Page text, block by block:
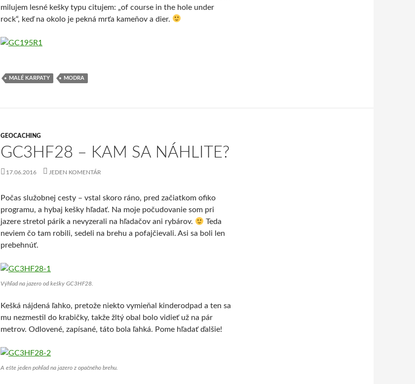
milujem lesné kešky typu citujem: „of course in the hole under
rock“, keď na okolo je pekná mrťa kameňov a dier.
MALÉ KARPATY MODRA
GEOCACHING
GC3HF28 – KAM SA NÁHLITE?
17.06.2016 JEDEN KOMENTÁR
Počas služobnej cesty – vstal skoro ráno, pred začiatkom ofiko
programu, a hybaj kešky hľadať. Na moje počudovanie som pri
jazere stretol párik a nevyzerali na hľadačov ani rybárov.
Teda
neviem čo tam robili, sedeli na brehu a pofajčievali. Asi sa boli len
prebehnúť.
Výhľad na jazero od kešky GC3HF28.
Kešká nájdená ľahko, pretože niekto vymieňal kinderodpad a ten sa
mu nezmestil do krabičky, takže žltý obal bolo vidieť už na pár
metrov. Odlovené, zapísané, táto bola ľahká. Pome hľadať ďalšie!
A ešte jeden pohľad na jazero z opačného brehu.